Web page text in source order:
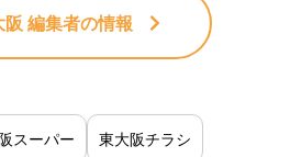
阪 編集者の情報
スーパー 東大阪チラシ